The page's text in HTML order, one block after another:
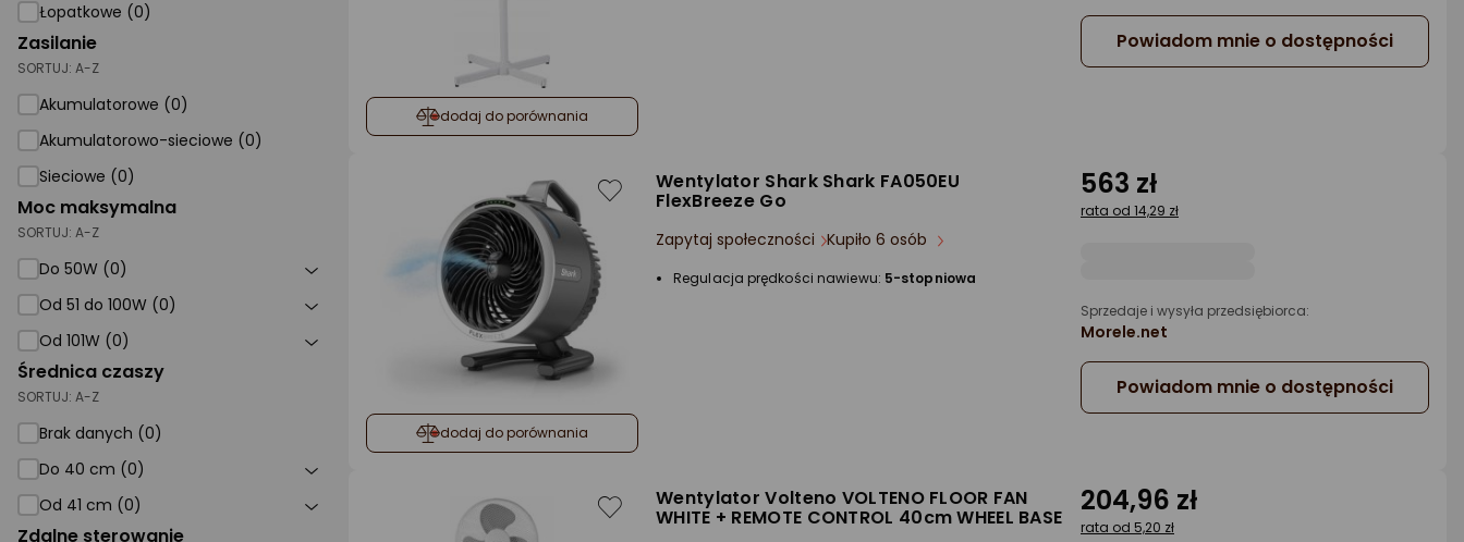
Łopatkowe (0)
Zasilanie
SORTUJ: A-Z
Akumulatorowe (0)
Akumulatorowo-sieciowe (0)
Sieciowe (0)
Moc maksymalna
SORTUJ: A-Z
Do 50W (0)
Od 51 do 100W (0)
Od 101W (0)
Średnica czaszy
SORTUJ: A-Z
Brak danych (0)
Do 40 cm (0)
Od 41 cm (0)
Zdalne sterowanie
dodaj do porównania
Powiadom mnie o dostępności
dodaj do porównania
Wentylator Shark Shark FA050EU
FlexBreeze Go
Zapytaj społeczności Kupiło 6 osób
Regulacja prędkości nawiewu: 5-stopniowa
563 zł
rata od 14,29 zł
Sprzedaje i wysyła przedsiębiorca:
Morele.net
Powiadom mnie o dostępności
Wentylator Volteno VOLTENO FLOOR FAN
WHITE + REMOTE CONTROL 40cm WHEEL BASE 204,96 zł
rata od 5,20 zł